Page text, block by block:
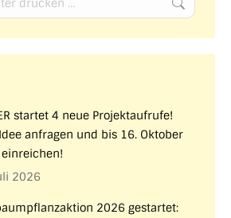
startet 4 neue Projektaufrufe!
anfragen und bis 16. Oktober
2026
2026 gestartet: